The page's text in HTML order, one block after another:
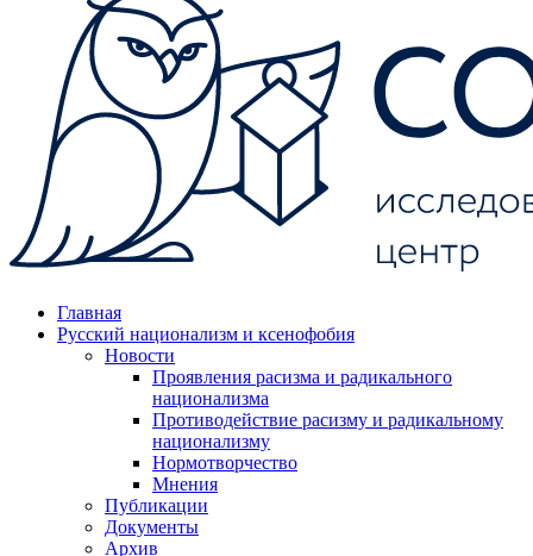
Главная
Русский национализм и ксенофобия
Новости
Проявления расизма и радикального
национализма
Противодействие расизму и радикальному
национализму
Нормотворчество
Мнения
Публикации
Документы
Архив